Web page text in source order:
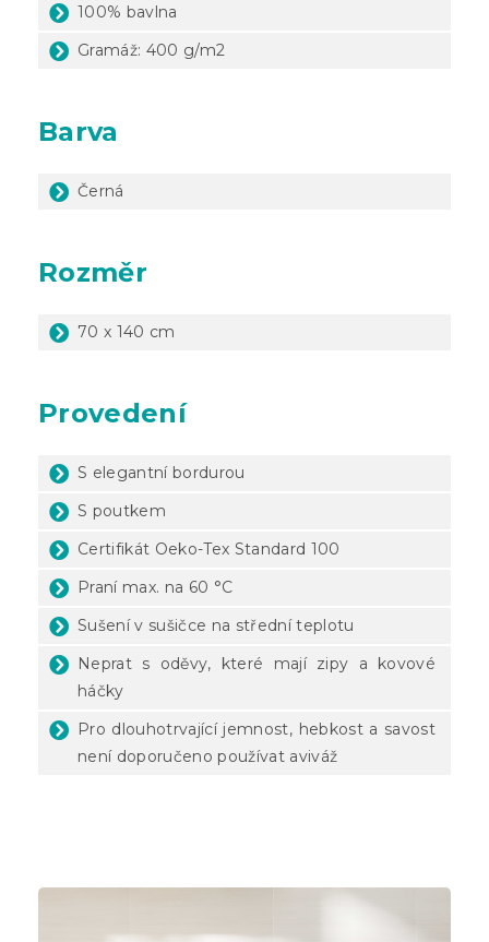
100% bavlna
Gramáž: 400 g/m2
Barva
Černá
Rozměr
70 x 140 cm
Provedení
S elegantní bordurou
S poutkem
Certifikát Oeko-Tex Standard 100
Praní max. na 60 °C
Sušení v sušičce na střední teplotu
Neprat s oděvy, které mají zipy a kovové
háčky
Pro dlouhotrvající jemnost, hebkost a savost
není doporučeno používat aviváž